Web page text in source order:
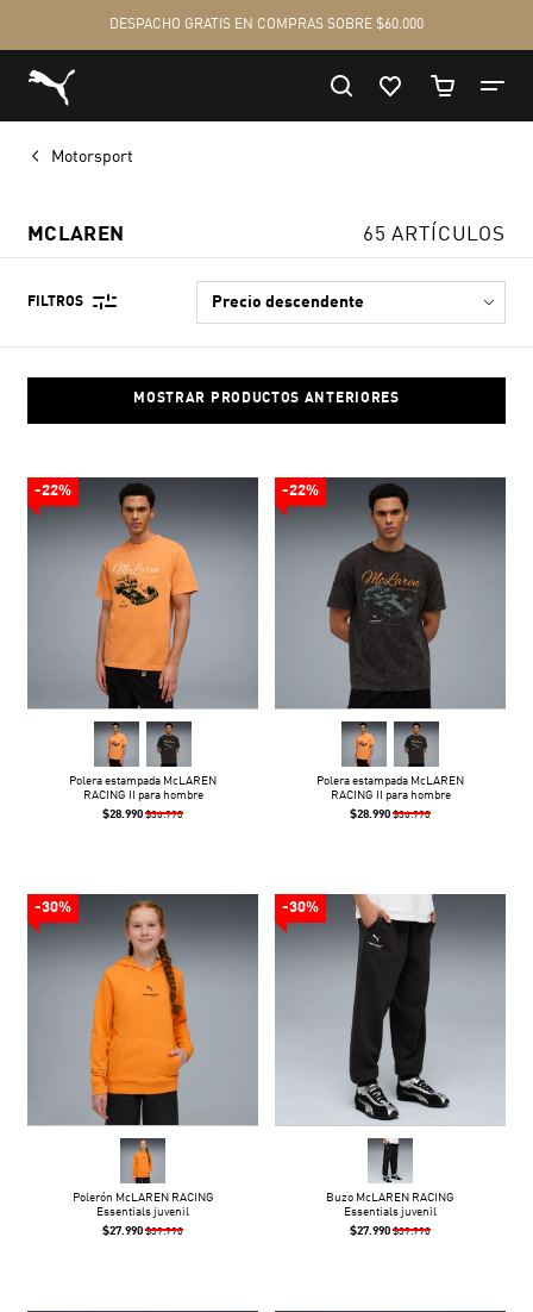
Motorsport
MCLAREN 65 ARTÍCULOS
FILTROS
MOSTRAR PRODUCTOS ANTERIORES
-22%
Polera estampada McLAREN
RACING II para hombre
$28.990 $36.990
-22%
Polera estampada McLAREN
RACING II para hombre
$28.990 $36.990
-30%
Polerón McLAREN RACING
Essentials juvenil
$27.990 $39.990
-30%
Buzo McLAREN RACING
Essentials juvenil
$27.990 $39.990